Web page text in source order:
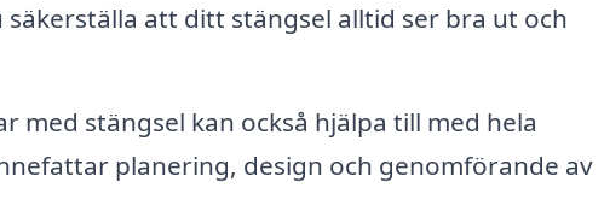
att ditt stängsel alltid ser bra ut och
med stängsel kan också hjälpa till med hela
planering, design och genomförande av